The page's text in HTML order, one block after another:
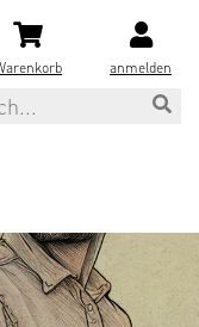
anmelden